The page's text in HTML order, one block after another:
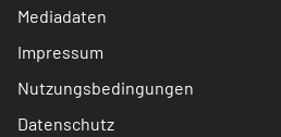
Mediadaten
Impressum
Nutzungsbedingungen
Datenschutz